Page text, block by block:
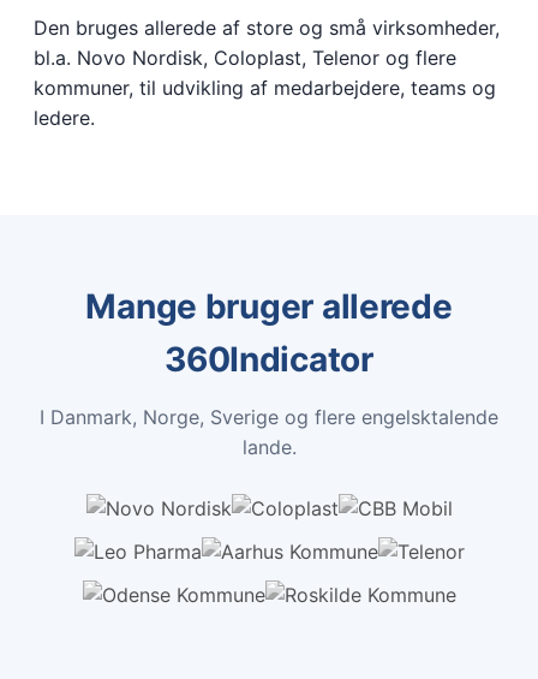
Den bruges allerede af store og små virksomheder,
bl.a. Novo Nordisk, Coloplast, Telenor og flere
kommuner, til udvikling af medarbejdere, teams og
ledere.
Mange bruger allerede
360Indicator
I Danmark, Norge, Sverige og flere engelsktalende
lande.